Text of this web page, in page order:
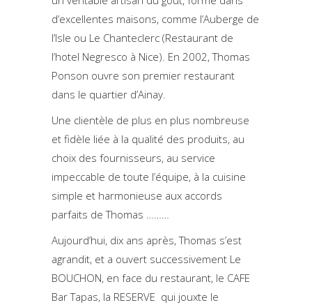
d’excellentes maisons, comme l’Auberge de
l’Isle ou Le Chanteclerc (Restaurant de
l’hotel Negresco à Nice). En 2002, Thomas
Ponson ouvre son premier restaurant
dans le quartier d’Ainay.
Une clientèle de plus en plus nombreuse
et fidèle liée à la qualité des produits, au
choix des fournisseurs, au service
impeccable de toute l’équipe, à la cuisine
simple et harmonieuse aux accords
parfaits de Thomas ………
Aujourd’hui, dix ans après, Thomas s’est
agrandit, et a ouvert successivement Le
BOUCHON, en face du restaurant, le CAFE
Bar Tapas, la RESERVE qui jouxte le